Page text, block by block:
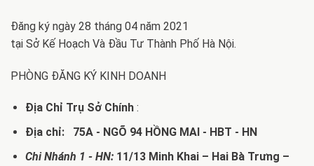
Đăng ký ngày 28 tháng 04 năm 2021
tại Sở Kế Hoạch Và Đầu Tư Thành Phố Hà Nội.
PHÒNG ĐĂNG KÝ KINH DOANH
Địa Chỉ Trụ Sở Chính:
Địa chỉ: 75A - NGÕ 94 HỒNG MAI - HBT - HN
Chi Nhánh 1 - HN:11/13 Minh Khai – Hai Bà Trưng –